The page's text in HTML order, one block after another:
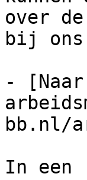
over
bij ons
-
bb.nl/
In een